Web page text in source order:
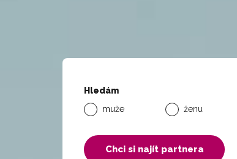
Hledám
muže
ženu
Chci si najít partnera